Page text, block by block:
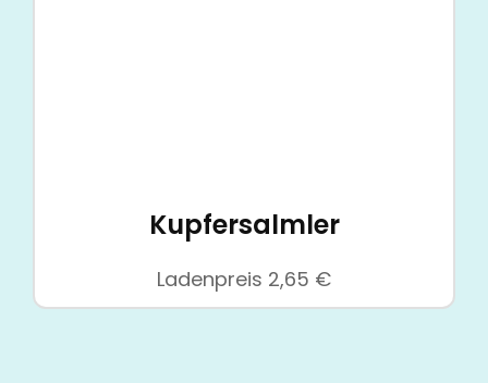
Kupfersalmler
Ladenpreis 2,65 €